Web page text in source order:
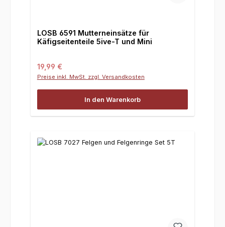
LOSB 6591 Mutterneinsätze für
Käfigseitenteile 5ive-T und Mini
Regulärer Preis:
19,99 €
Preise inkl. MwSt. zzgl. Versandkosten
In den Warenkorb